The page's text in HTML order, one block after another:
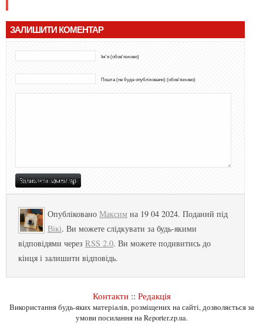
ЗАЛИШИТИ КОМЕНТАР
Ім'я (обов'язково)
Пошта (не буде опубліковано) (обов'язково)
Опубліковано Максим на 19 04 2024. Поданий під
Вікі. Ви можете слідкувати за будь-якими
відповідями через RSS 2.0. Ви можете подивитись до
кінця і залишити відповідь.
Контакти:: Редакція
Використання будь-яких матеріалів, розміщених на сайті, дозволяється за
умови посилання на Reporter.zp.ua.